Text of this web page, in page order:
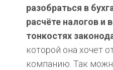
разобраться в
расчёте налогов и
тонкостях
которой она хочет
компанию. Так